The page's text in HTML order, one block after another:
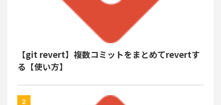
【git revert】複数コミットをまとめてrevertす
る【使い方】
2